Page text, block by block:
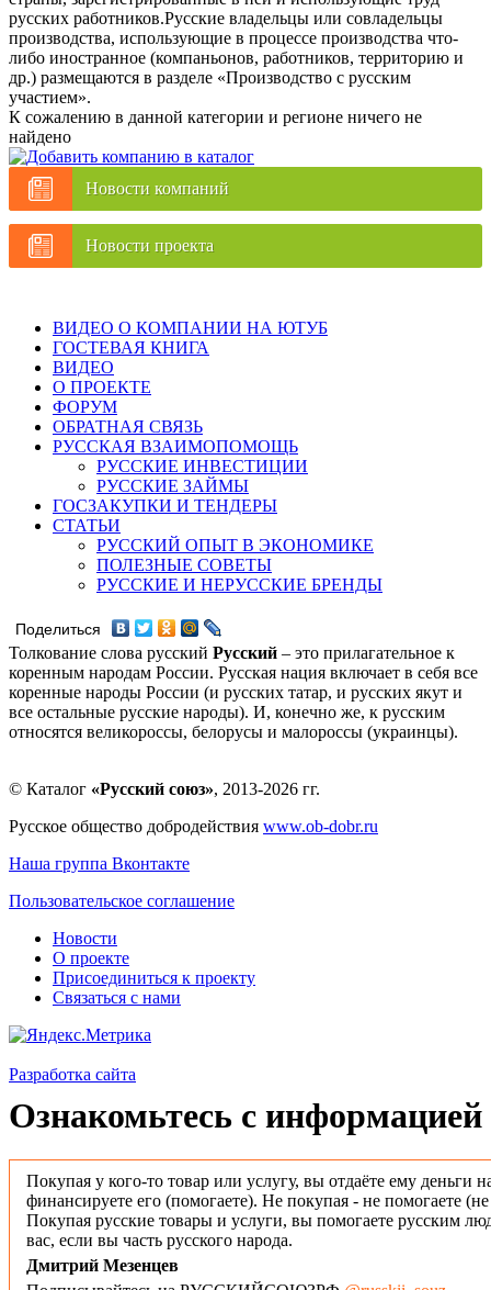
русских работников.Русские владельцы или совладельцы
производства, использующие в процессе производства что-
либо иностранное (компаньонов, работников, территорию и
др.) размещаются в разделе «Производство с русским
участием».
К сожалению в данной категории и регионе ничего не
найдено
Новости компаний
Новости проекта
ВИДЕО О КОМПАНИИ НА ЮТУБ
ГОСТЕВАЯ КНИГА
ВИДЕО
О ПРОЕКТЕ
ФОРУМ
ОБРАТНАЯ СВЯЗЬ
РУССКАЯ ВЗАИМОПОМОЩЬ
РУССКИЕ ИНВЕСТИЦИИ
РУССКИЕ ЗАЙМЫ
ГОСЗАКУПКИ И ТЕНДЕРЫ
СТАТЬИ
РУССКИЙ ОПЫТ В ЭКОНОМИКЕ
ПОЛЕЗНЫЕ СОВЕТЫ
РУССКИЕ И НЕРУССКИЕ БРЕНДЫ
Поделиться
Толкование слова русский Русский – это прилагательное к
коренным народам России. Русская нация включает в себя все
коренные народы России (и русских татар, и русских якут и
все остальные русские народы). И, конечно же, к русским
относятся великороссы, белорусы и малороссы (украинцы).
© Каталог «Русский союз», 2013-2026 гг.
Русское общество добродействия www.ob-dobr.ru
Наша группа Вконтакте
Пользовательское соглашение
Новости
О проекте
Присоединиться к проекту
Связаться с нами
Разработка сайта
Ознакомьтесь с информацией
Покупая у кого-то товар или услугу, вы отдаёте ему деньги
финансируете его (помогаете). Не покупая - не помогаете
Покупая русские товары и услуги, вы помогаете русским
вас, если вы часть русского народа.
Дмитрий Мезенцев